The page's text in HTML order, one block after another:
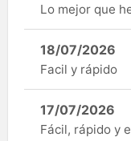
Lo mejor que
18/07/2026
Facil y rápido
17/07/2026
Fácil, rápido y